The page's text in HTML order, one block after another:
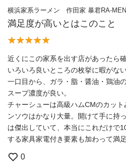
横浜家系ラーメン 作田家 暴君RA-MEN
満足度が高いとはこのこと
近くにこの家系を出す店があったら
いろいろ良いところの枚挙に暇がない
一口目から、ガラ・脂・醤油・鶏油
スープ濃度が良い。
チャーシューは高級ハムCMのカッ
ンソウはかなり大量。開けて手に持
は傑出していて、本当にこれだけで
する家具家電付き要素も加わって満
0